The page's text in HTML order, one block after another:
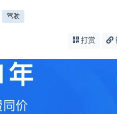
驾驶
打赏